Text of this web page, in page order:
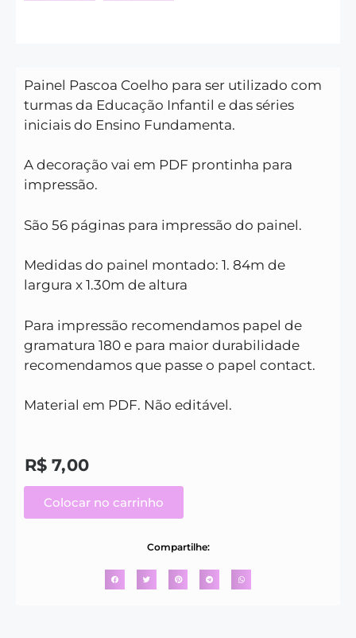
Painel Pascoa Coelho para ser utilizado com
turmas da Educação Infantil e das séries
iniciais do Ensino Fundamenta.
A decoração vai em PDF prontinha para
impressão.
São 56 páginas para impressão do painel.
Medidas do painel montado: 1. 84m de
largura x 1.30m de altura
Para impressão recomendamos papel de
gramatura 180 e para maior durabilidade
recomendamos que passe o papel contact.
Material em PDF. Não editável.
R$ 7,00
Colocar no carrinho
Compartilhe: